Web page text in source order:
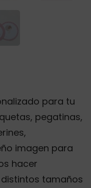
para tu
pegatinas,
imagen para
hacer
tamaños